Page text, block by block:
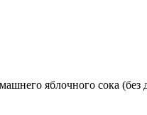
яблочного сока (без